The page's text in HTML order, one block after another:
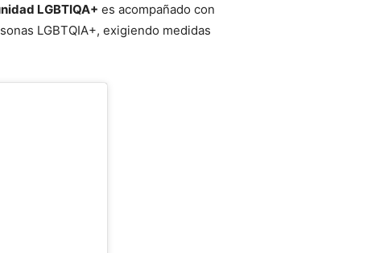
LGBTIQA+ es acompañado con
LGBTQIA+, exigiendo medidas